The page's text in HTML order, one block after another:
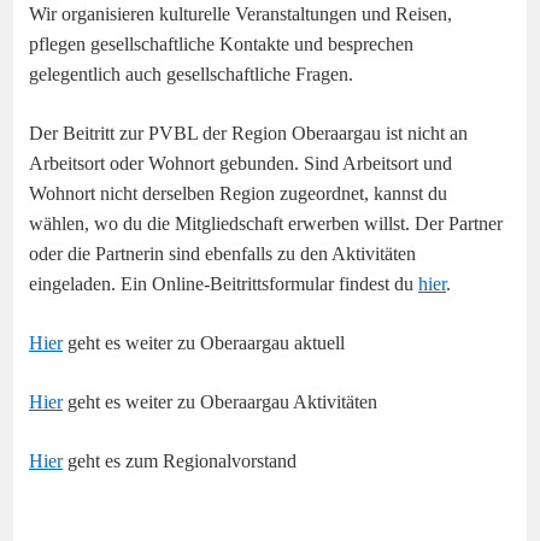
Wir organisieren kulturelle Veranstaltungen und Reisen,
pflegen gesellschaftliche Kontakte und besprechen
gelegentlich auch gesellschaftliche Fragen.
Der Beitritt zur PVBL der Region Oberaargau ist nicht an
Arbeitsort oder Wohnort gebunden. Sind Arbeitsort und
Wohnort nicht derselben Region zugeordnet, kannst du
wählen, wo du die Mitgliedschaft erwerben willst. Der Partner
oder die Partnerin sind ebenfalls zu den Aktivitäten
eingeladen. Ein Online-Beitrittsformular findest du hier.
Hiergeht es weiter zu Oberaargau aktuell
Hiergeht es weiter zu Oberaargau Aktivitäten
Hiergeht es zum Regionalvorstand